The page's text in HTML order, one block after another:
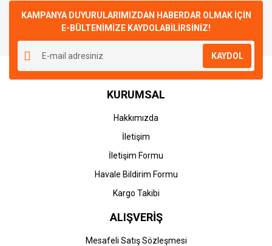
KAMPANYA DUYURULARIMIZDAN HABERDAR OLMAK İÇİN
E-BÜLTENİMİZE KAYDOLABİLİRSİNİZ!
KAYDOL
KURUMSAL
Hakkımızda
İletişim
İletişim Formu
Havale Bildirim Formu
Kargo Takibi
ALIŞVERİŞ
Mesafeli Satış Sözleşmesi